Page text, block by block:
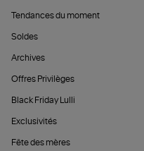
Tendances du moment
Soldes
Archives
Offres Privilèges
Black Friday Lulli
Exclusivités
Fête des mères